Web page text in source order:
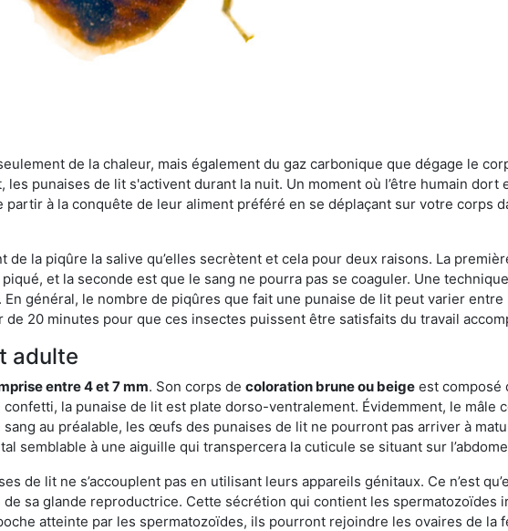
de la chaleur, mais également du gaz carbonique que dégage le
punaises de lit s'activent durant la nuit. Un moment où l’être humain dort
à la conquête de leur aliment préféré en se déplaçant sur votre corps
la piqûre la salive qu’elles secrètent et cela pour deux raisons. La
et la seconde est que le sang ne pourra pas se coaguler. Une
général, le nombre de piqûres que fait une punaise de lit peut varier entre
20 minutes pour que ces insectes puissent être satisfaits du travail
adulte
entre 4 et 7 mm. Son corps de coloration brune ou beige est composé
la punaise de lit est plate dorso-ventralement. Évidemment, le mâle
sang au préalable, les œufs des punaises de lit ne pourront pas arriver à
semblable à une aiguille qui transpercera la cuticule se situant sur
de lit ne s’accouplent pas en utilisant leurs appareils génitaux. Ce n’est
sa glande reproductrice. Cette sécrétion qui contient les spermatozoïdes
atteinte par les spermatozoïdes, ils pourront rejoindre les ovaires de la